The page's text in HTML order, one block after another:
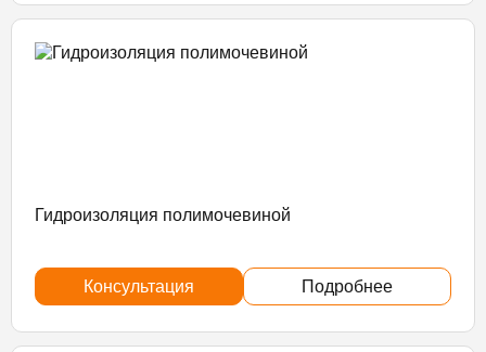
Гидроизоляция полимочевиной
Консультация Подробнее